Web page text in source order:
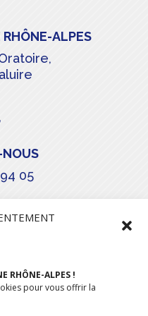
RHÔNE-ALPES !
pour vous offrir la
RHÔNE-ALPES
05